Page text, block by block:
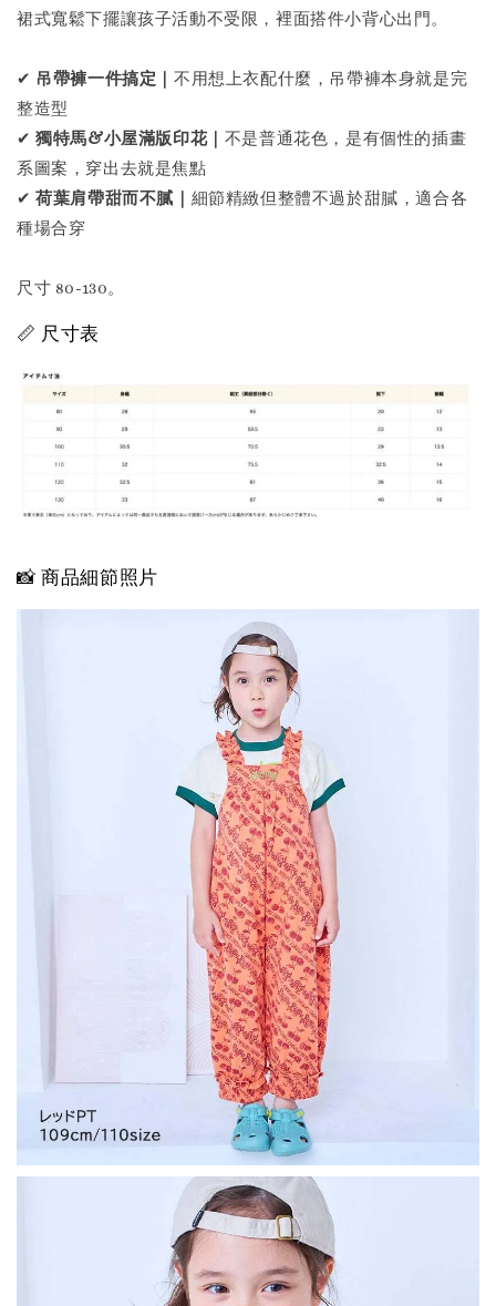
裙式寬鬆下擺讓孩子活動不受限，裡面搭件小背心出門。
✔ 吊帶褲一件搞定｜不用想上衣配什麼，吊帶褲本身就是完
整造型
✔獨特馬&小屋滿版印花｜ 不是普通花色，是有個性的插畫
系圖案，穿出去就是焦點
✔荷葉肩帶甜而不膩｜ 細節精緻但整體不過於甜膩，適合各
種場合穿
尺寸 80-130。
📏 尺寸表
📸 商品細節照片